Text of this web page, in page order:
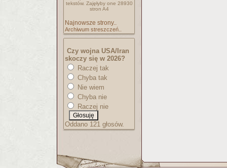
tekstów. Zajęłyby one 28930
stron A4
Najnowsze strony..
Archiwum streszczeń..
Czy wojna USA/Iran
skoczy się w 2026?
Raczej tak
Chyba tak
Nie wiem
Chyba nie
Raczej nie
Oddano 121 głosów.